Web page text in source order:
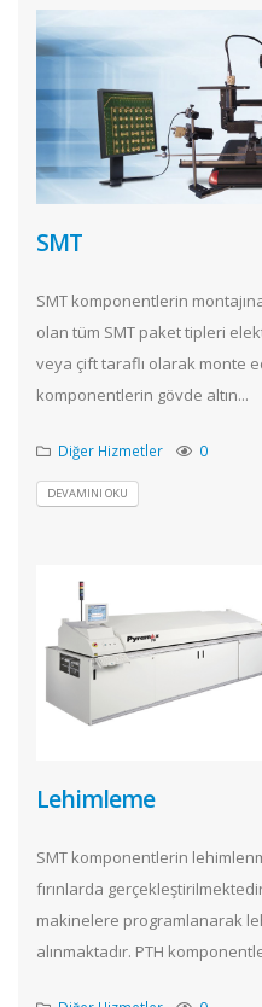
SMT
SMT komponentlerin
olan tüm SMT paket tipleri
veya çift taraflı olarak monte
komponentlerin gövde altın...
Diğer Hizmetler 0
DEVAMINI OKU
Lehimleme
SMT komponentlerin
fırınlarda
makinelere programlanarak
alınmaktadır. PTH